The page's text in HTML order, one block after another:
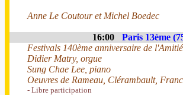
Anne Le Coutour et Michel Boedec
16:00 Paris 13ème
Festivals 140ème anniversaire de
Didier Matry, orgue
Sung Chae Lee, piano
Oeuvres de Rameau, Clérambault,
- Libre participation